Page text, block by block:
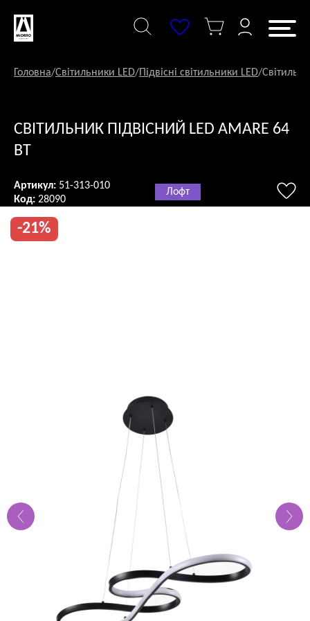
змісту
Головна/Світильники LED/ Підвісні світильники LED/
СВІТИЛЬНИК ПІДВІСНИЙ LED AMARE 64
ВТ
Артикул: 51-313-010
Код: 28090
Лофт
-21%